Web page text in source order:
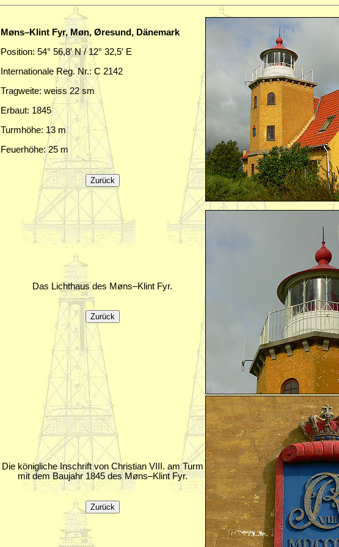
Møns–Klint Fyr, Møn, Øresund, Dänemark
Position: 54° 56,8′ N / 12° 32,5′ E
Internationale Reg. Nr.: C 2142
Tragweite: weiss 22 sm
Erbaut: 1845
Turmhöhe: 13 m
Feuerhöhe: 25 m
Das Lichthaus des Møns–Klint Fyr.
Die königliche Inschrift von Christian VIII. am Turm
mit dem Baujahr 1845 des Møns–Klint Fyr.